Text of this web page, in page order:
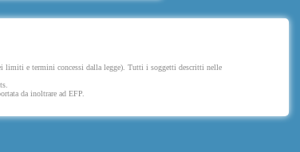
limiti e termini concessi dalla legge). Tutti i soggetti descritti nelle
da inoltrare ad EFP.